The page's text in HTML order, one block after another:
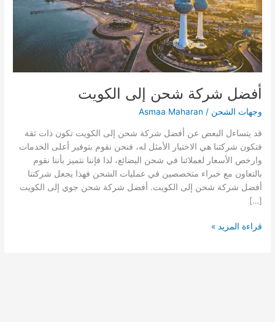
أفضل شركة شحن إلى الكويت
وجهات الشحن /
Asmaa Maharan
قد يتساءل البعض عن أفضل شركة شحن إلى الكويت تكون ذات ثقة
فتكون شركتنا هي الاختيار الأمثل له، فنحن نقوم بتوفير أعلى الخدمات
وارخص الأسعار لعملائنا في شحن البضائع، لذا فإننا نتميز بأننا نقوم
بالتعاون مع خبراء متخصصين في عمليات الشحن فهذا يجعل شركتنا
أفضل شركة شحن إلى الكويت. أفضل شركة شحن جوي إلى الكويت
[…]
قراءة المزيد »